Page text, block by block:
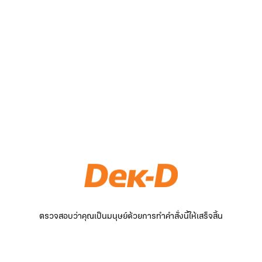
ตรวจสอบว่าคุณเป็นมนุษย์ด้วยการทำคำสั่งนี้ให้เสร็จสิ้น